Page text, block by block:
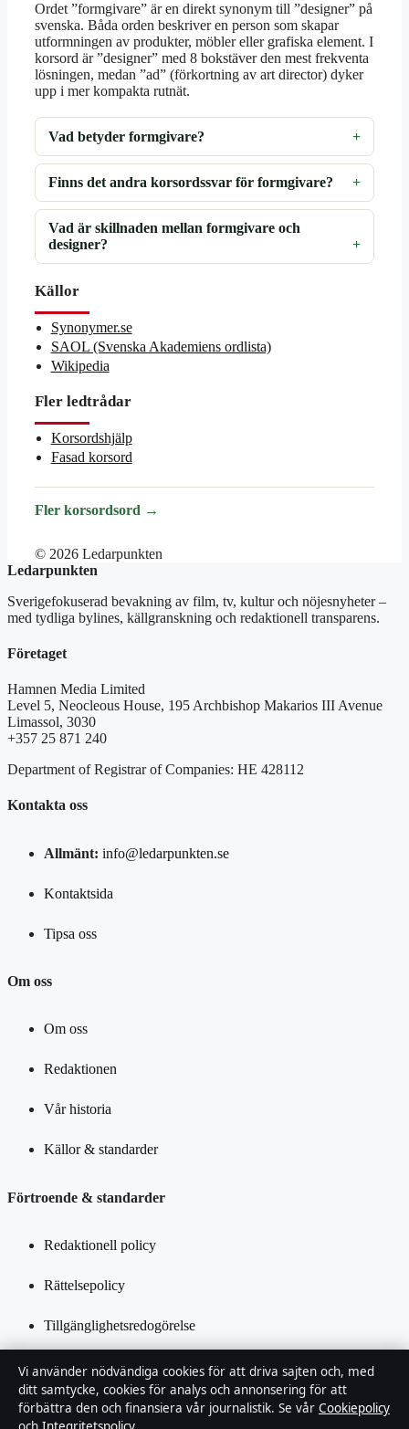
Ordet ”formgivare” är en direkt synonym till ”designer” på
svenska. Båda orden beskriver en person som skapar
utformningen av produkter, möbler eller grafiska element. I
korsord är ”designer” med 8 bokstäver den mest frekventa
lösningen, medan ”ad” (förkortning av art director) dyker
upp i mer kompakta rutnät.
Vad betyder formgivare?
Finns det andra korsordssvar för formgivare?
Vad är skillnaden mellan formgivare och
designer?
Källor
Synonymer.se
SAOL (Svenska Akademiens ordlista)
Wikipedia
Fler ledtrådar
Korsordshjälp
Fasad korsord
Fler korsordsord →
© 2026 Ledarpunkten
Ledarpunkten
Sverigefokuserad bevakning av film, tv, kultur och nöjesnyheter –
med tydliga bylines, källgranskning och redaktionell transparens.
Företaget
Hamnen Media Limited
Level 5, Neocleous House, 195 Archbishop Makarios III Avenue
Limassol, 3030
+357 25 871 240
Department of Registrar of Companies: HE 428112
Kontakta oss
Allmänt: info@ledarpunkten.se
Kontaktsida
Tipsa oss
Om oss
Om oss
Redaktionen
Vår historia
Källor & standarder
Förtroende & standarder
Redaktionell policy
Rättelsepolicy
Tillgänglighetsredogörelse
Integritetspolicy
Kändisar & integritet
Vi använder nödvändiga cookies för att driva sajten och, med
ditt samtycke, cookies för analys och annonsering för att
förbättra den och finansiera vår journalistik. Se vår Cookiepolicy